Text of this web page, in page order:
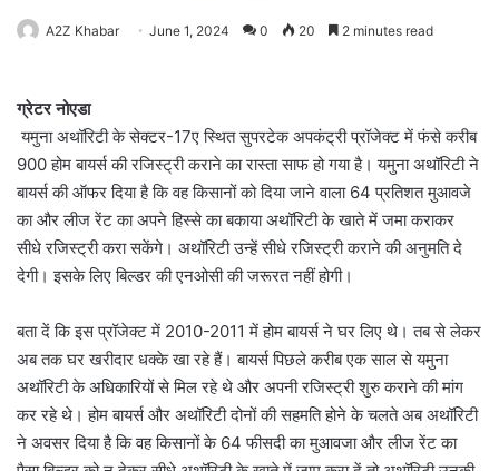
A2Z Khabar June 1, 2024 0 20 2 minutes read
ग्रेटर नोएडा
यमुना अथॉरिटी के सेक्टर-17ए स्थित सुपरटेक अपकंट्री प्रॉजेक्ट में फंसे करीब
900 होम बायर्स की रजिस्ट्री कराने का रास्ता साफ हो गया है। यमुना अथॉरिटी ने
बायर्स की ऑफर दिया है कि वह किसानों को दिया जाने वाला 64 प्रतिशत मुआवजे
का और लीज रेंट का अपने हिस्से का बकाया अथॉरिटी के खाते में जमा कराकर
सीधे रजिस्ट्री करा सकेंगे। अथॉरिटी उन्हें सीधे रजिस्ट्री कराने की अनुमति दे
देगी। इसके लिए बिल्डर की एनओसी की जरूरत नहीं होगी।
बता दें कि इस प्रॉजेक्ट में 2010-2011 में होम बायर्स ने घर लिए थे। तब से लेकर
अब तक घर खरीदार धक्के खा रहे हैं। बायर्स पिछले करीब एक साल से यमुना
अथॉरिटी के अधिकारियों से मिल रहे थे और अपनी रजिस्ट्री शुरु कराने की मांग
कर रहे थे। होम बायर्स और अथॉरिटी दोनों की सहमति होने के चलते अब अथॉरिटी
ने अवसर दिया है कि वह किसानों के 64 फीसदी का मुआवजा और लीज रेंट का